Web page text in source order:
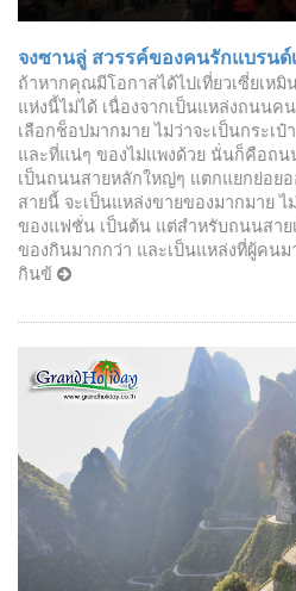
จงซานลู่ สวรรค์ของคนรักแบรนด์
ถ้าหากคุณมีโอกาสได้ไปเที่ยวเซี่ยเห
แห่งนี้ไม่ได้ เนื่องจากเป็นแหล่งถนน
เลือกช็อปมากมาย ไม่ว่าจะเป็นกระเป๋
และที่แน่ๆ ของไม่แพงด้วย นั่นก็คือถ
เป็นถนนสายหลักใหญ่ๆ แตกแยกย่อย
สายนี้ จะเป็นแหล่งขายของมากมาย
ของแฟชั่น เป็นต้น แต่สำหรับถนนสาย
ของกินมากกว่า และเป็นแหล่งที่ผู้คนม
กินข้